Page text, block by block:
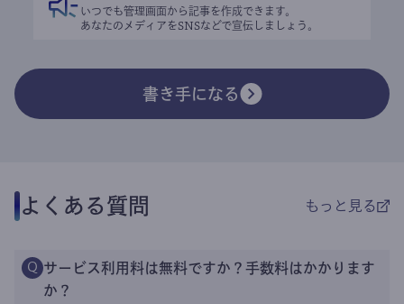
いつでも管理画面から記事を作成できます。
あなたのメディアをSNSなどで宣伝しましょう。
書き手になる
よくある質問 もっと見る
Q サービス利用料は無料ですか？手数料はかかります
か？